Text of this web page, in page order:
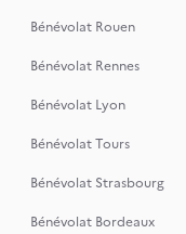
Bénévolat Rouen
Bénévolat Rennes
Bénévolat Lyon
Bénévolat Tours
Bénévolat Strasbourg
Bénévolat Bordeaux